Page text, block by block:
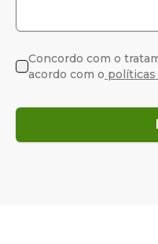
Concordo com o
acordo com o políticas